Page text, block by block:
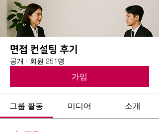
면접 컨설팅 후기
공개 · 회원 251명
가입
그룹 활동 미디어 소개